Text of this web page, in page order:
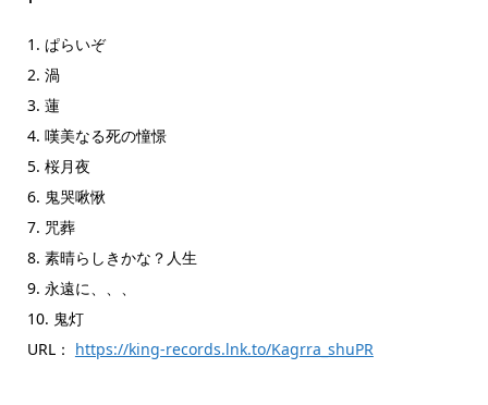
1. ぱらいぞ
2. 渦
3. 蓮
4. 嘆美なる死の憧憬
5. 桜月夜
6. 鬼哭啾愀
7. 咒葬
8. 素晴らしきかな？人生
9. 永遠に、、、
10. 鬼灯
URL： https://king-records.lnk.to/Kagrra_shuPR